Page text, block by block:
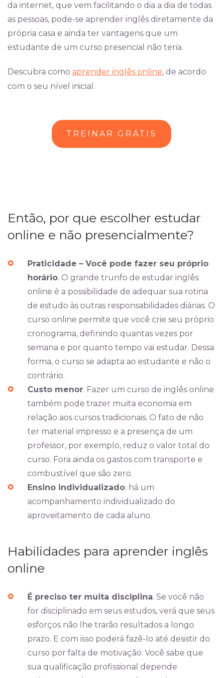
da internet, que vem facilitando o dia a dia de todas
as pessoas, pode-se aprender inglês diretamente da
própria casa e ainda ter vantagens que um
estudante de um curso presencial não teria.
Descubra como aprender inglês online, de acordo
com o seu nível inicial.
TREINAR GRÁTIS
Então, por que escolher estudar
online e não presencialmente?
Praticidade – Você pode fazer seu próprio
horário. O grande trunfo de estudar inglês
online é a possibilidade de adequar sua rotina
de estudo às outras responsabilidades diárias. O
curso online permite que você crie seu próprio
cronograma, definindo quantas vezes por
semana e por quanto tempo vai estudar. Dessa
forma, o curso se adapta ao estudante e não o
contrário.
Custo menor. Fazer um curso de inglês online
também pode trazer muita economia em
relação aos cursos tradicionais. O fato de não
ter material impresso e a presença de um
professor, por exemplo, reduz o valor total do
curso. Fora ainda os gastos com transporte e
combustível que são zero.
Ensino individualizado: há um
acompanhamento individualizado do
aproveitamento de cada aluno.
Habilidades para aprender inglês
online
É preciso ter muita disciplina. Se você não
for disciplinado em seus estudos, verá que seus
esforços não lhe trarão resultados a longo
prazo. E com isso poderá fazê-lo até desistir do
curso por falta de motivação. Você sabe que
sua qualificação profissional depende